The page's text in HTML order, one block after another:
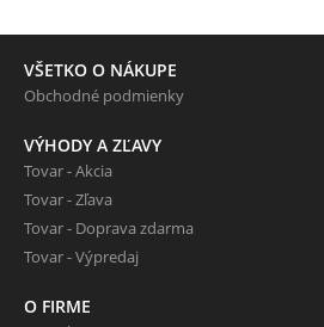
VŠETKO O NÁKUPE
Obchodné podmienky
VÝHODY A ZĽAVY
Tovar - Akcia
Tovar - Zľava
Tovar - Doprava zdarma
Tovar - Výpredaj
O FIRME